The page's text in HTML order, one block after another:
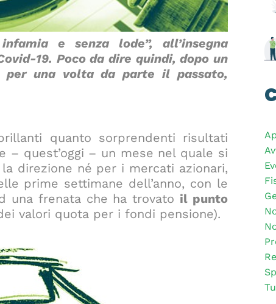
e senza lode”, all’insegna
19. Poco da dire quindi, dopo un
per una volta da parte il passato,
quanto sorprendenti risultati
– quest’oggi – un mese nel quale si
direzione né per i mercati azionari,
prime settimane dell’anno, con le
una frenata che ha trovato il punto
valori quota per i fondi pensione).